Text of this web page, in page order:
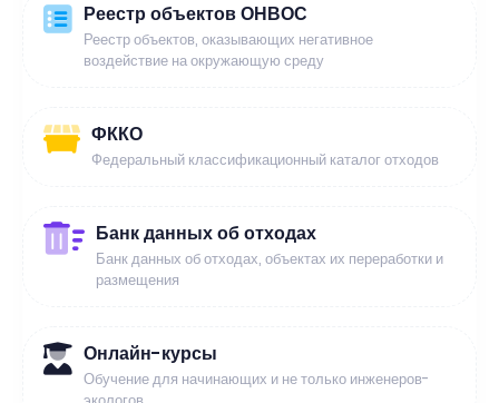
Реестр объектов ОНВОС
Реестр объектов, оказывающих негативное
воздействие на окружающую среду
ФККО
Федеральный классификационный каталог отходов
Банк данных об отходах
Банк данных об отходах, объектах их переработки и
размещения
Онлайн-курсы
Обучение для начинающих и не только инженеров-